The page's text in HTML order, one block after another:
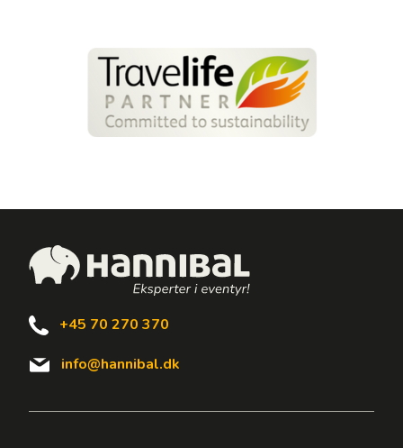
+45 70 270 370
info@hannibal.dk